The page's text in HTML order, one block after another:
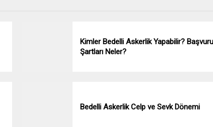
Kimler Bedelli Askerlik Yapabilir? Başvuru
Şartları Neler?
Bedelli Askerlik Celp ve Sevk Dönemi